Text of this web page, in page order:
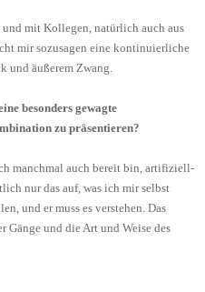
mit Kollegen, natürlich auch aus
mir sozusagen eine kontinuierliche
und äußerem Zwang.
besonders gewagte
zu präsentieren?
manchmal auch bereit bin, artifiziell-
nur das auf, was ich mir selbst
und er muss es verstehen. Das
Gänge und die Art und Weise des